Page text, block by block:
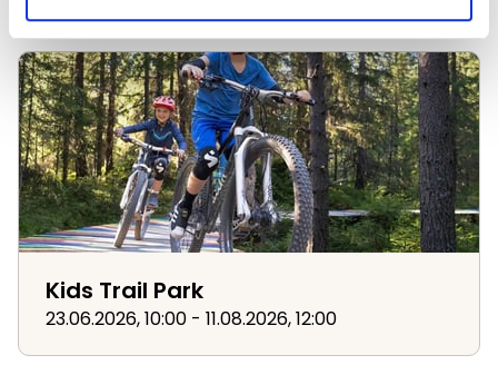
Kids Trail Park
23.06.2026, 10:00 - 11.08.2026, 12:00
Kids Trail Park